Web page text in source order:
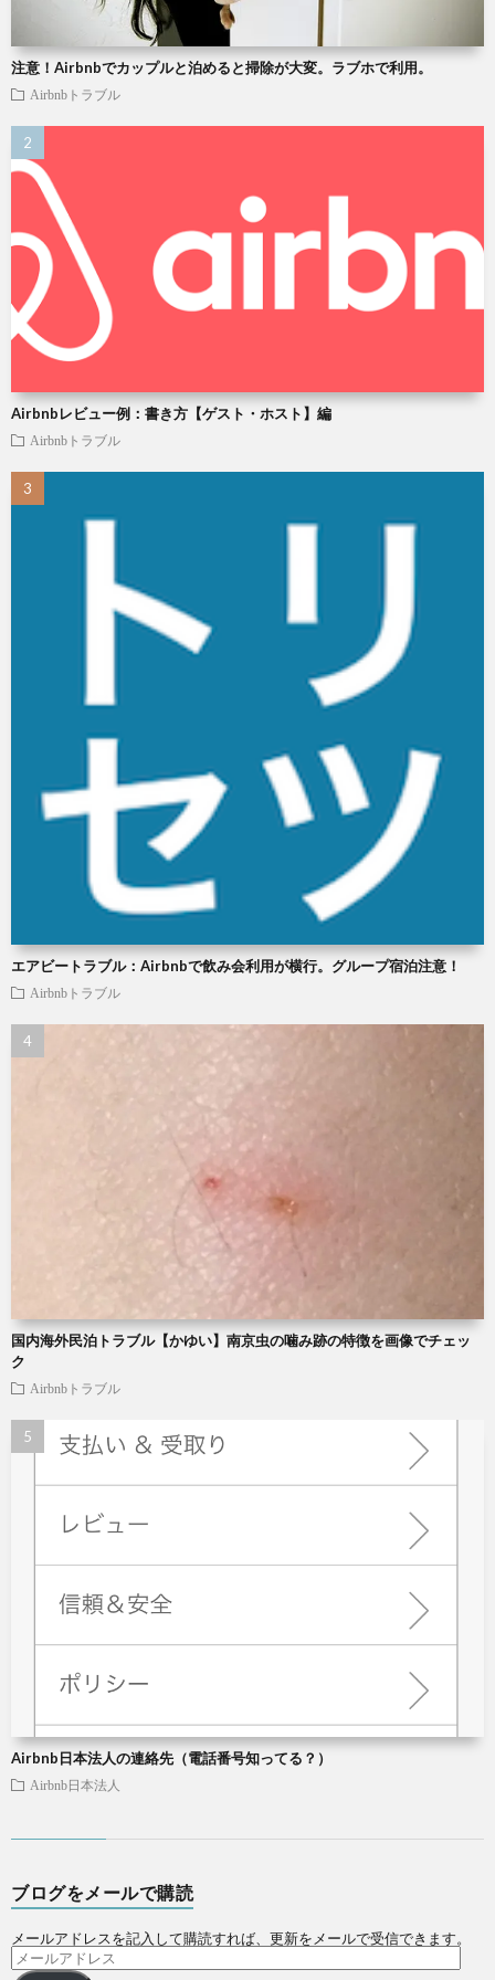
注意！Airbnbでカップルと泊めると掃除が大変。ラブホで利用。
Airbnbトラブル
Airbnbレビュー例：書き方【ゲスト・ホスト】編
Airbnbトラブル
エアビートラブル：Airbnbで飲み会利用が横行。グループ宿泊注意！
Airbnbトラブル
国内海外民泊トラブル【かゆい】南京虫の噛み跡の特徴を画像でチェッ
ク
Airbnbトラブル
Airbnb日本法人の連絡先（電話番号知ってる？）
Airbnb日本法人
ブログをメールで購読
メールアドレスを記入して購読すれば、更新をメールで受信できます。